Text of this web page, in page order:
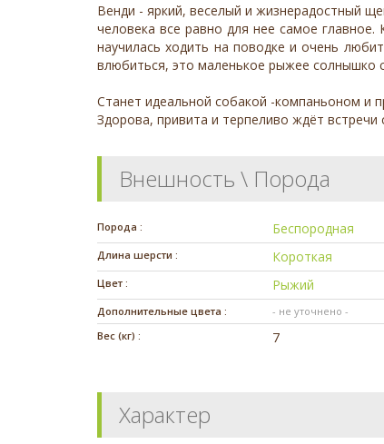
Венди - яркий, веселый и жизнерадостный
человека все равно для нее самое
научилась ходить на поводке и очень
влюбиться, это маленькое рыжее солнышко
Станет идеальной собакой -компаньоном и
Здорова, привита и терпеливо ждёт
Внешность \ Порода
Порода : Беспородная
Длина шерсти : Короткая
Цвет : Рыжий
Дополнительные цвета :
- не уточнено -
Вес (кг) :
7
Характер